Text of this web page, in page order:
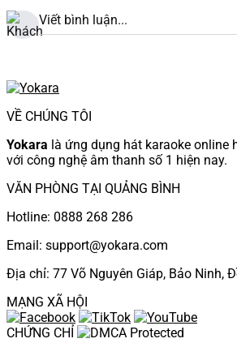
Viết bình luận...
VỀ CHÚNG TÔI
Yokara là ứng dụng hát karaoke online
với công nghệ âm thanh số 1 hiện nay.
VĂN PHÒNG TẠI QUẢNG BÌNH
Hotline: 0888 268 286
Email: support@yokara.com
Địa chỉ: 77 Võ Nguyên Giáp, Bảo Ninh,
MẠNG XÃ HỘI
CHỨNG CHỈ